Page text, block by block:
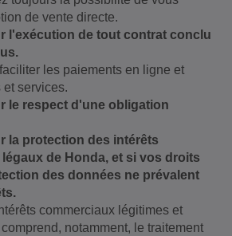
de vente directe.
l'exécution de tout contrat conclu
les paiements en ligne et
et services.
le respect d'une obligation
la protection des intérêts
de Honda, et si vos droits
des données ne prévalent
commerciaux légitimes et
notamment, le traitement